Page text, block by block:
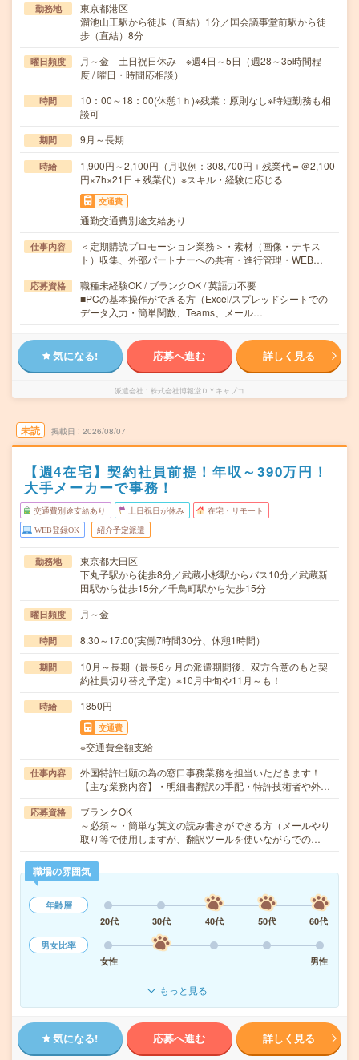
勤務地
東京都港区
溜池山王駅から徒歩（直結）1分／国会議事堂前駅から徒
歩（直結）8分
曜日頻度
月～金 土日祝日休み ※週4日～5日（週28～35時間程
度 / 曜日・時間応相談）
時間
10：00～18：00(休憩1ｈ)※残業：原則なし※時短勤務も相
談可
期間 9月～長期
時給
1,900円～2,100円（月収例：308,700円＋残業代＝＠2,100
円×7h×21日＋残業代）※スキル・経験に応じる
交通費
通勤交通費別途支給あり
仕事内容
＜定期購読プロモーション業務＞・素材（画像・テキス
ト）収集、外部パートナーへの共有・進行管理・WEB…
応募資格
職種未経験OK / ブランクOK / 英語力不要
■PCの基本操作ができる方（Excel/スプレッドシートでの
データ入力・簡単関数、Teams、メール…
気になる! 応募へ進む 詳しく見る
派遣会社 株式会社博報堂ＤＹキャプコ
未読 掲載日 2026/08/07
【週4在宅】契約社員前提！年収～390万円！
大手メーカーで事務！
交通費別途支給あり 土日祝日が休み 在宅・リモート
WEB登録OK 紹介予定派遣
勤務地
東京都大田区
下丸子駅から徒歩8分／武蔵小杉駅からバス10分／武蔵新
田駅から徒歩15分／千鳥町駅から徒歩15分
曜日頻度 月～金
時間 8:30～17:00(実働7時間30分、休憩1時間）
期間
10月～長期（最長6ヶ月の派遣期間後、双方合意のもと契
約社員切り替え予定）※10月中旬や11月～も！
時給 1850円
交通費
※交通費全額支給
仕事内容
外国特許出願の為の窓口事務業務を担当いただきます！
【主な業務内容】・明細書翻訳の手配・特許技術者や外…
応募資格
ブランクOK
～必須～・簡単な英文の読み書きができる方（メールやり
取り等で使用しますが、翻訳ツールを使いながらでの…
職場の雰囲気
年齢層
20代
30代 40代 50代
60代
男女比率
女性
男性
もっと見る
気になる! 応募へ進む 詳しく見る